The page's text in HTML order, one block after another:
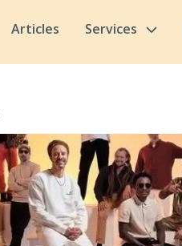
Articles Services